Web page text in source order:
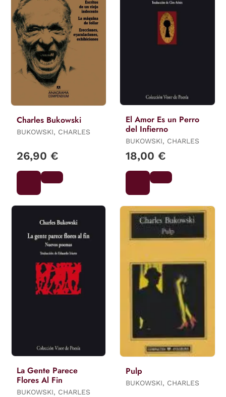
Charles Bukowski
BUKOWSKI, CHARLES
26,90 €
El Amor Es un Perro
del Infierno
BUKOWSKI, CHARLES
18,00 €
La Gente Parece
Flores Al Fin
BUKOWSKI, CHARLES
Pulp
BUKOWSKI, CHARLES